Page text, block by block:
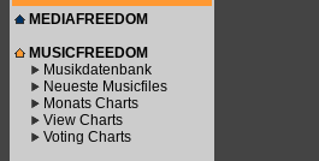
MEDIAFREEDOM
MUSICFREEDOM
Musikdatenbank
Neueste Musicfiles
Monats Charts
View Charts
Voting Charts